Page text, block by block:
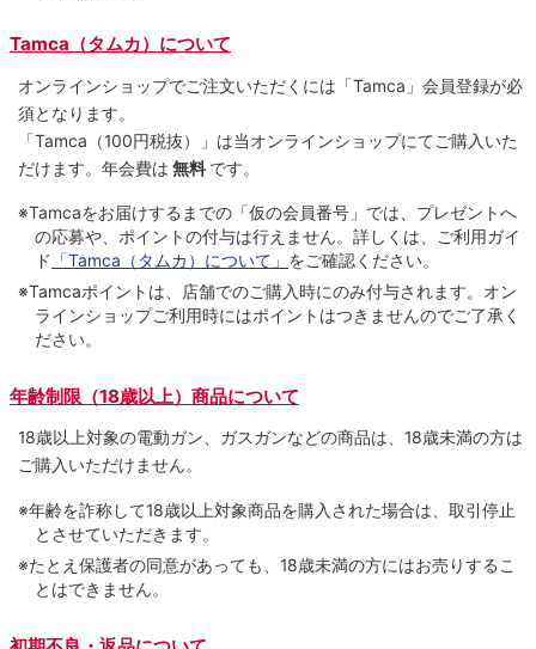
Tamca（タムカ）について
オンラインショップでご注⽂いただくには「Tamca」会員登録が必
須となります。
「Tamca （100円税抜）
」は当オンラインショップにてご購⼊いた
だけます。 年会費は 無料 です。
※Tamcaをお届けするまでの「仮の会員番号」では、プレゼントへ
の応募や、ポイントの付与は⾏えません。詳しくは、ご利⽤ガイ
ド 「Tamca（タムカ）について」 をご確認ください。
※Tamcaポイントは、店舗でのご購⼊時にのみ付与されます。オン
ラインショップご利用時にはポイントはつきませんのでご了承く
ださい。
年齢制限（18歳以上）商品について
18歳以上対象の電動ガン、ガスガンなどの商品は、18歳未満の方は
ご購入いただけません。
※年齢を詐称して18歳以上対象商品を購入された場合は、取引停止
とさせていただきます。
※たとえ保護者の同意があっても、18歳未満の方にはお売りするこ
とはできません。